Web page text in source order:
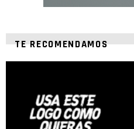
TE RECOMENDAMOS